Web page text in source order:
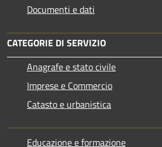
Documenti e dati
CATEGORIE DI SERVIZIO
Anagrafe e stato civile
Imprese e Commercio
Catasto e urbanistica
Educazione e formazione